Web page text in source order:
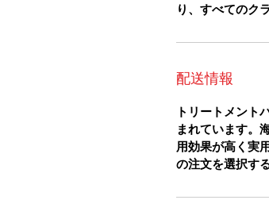
り、すべてのク
配送情報
トリートメント
まれています。
用効果が高く実
の注文を選択す